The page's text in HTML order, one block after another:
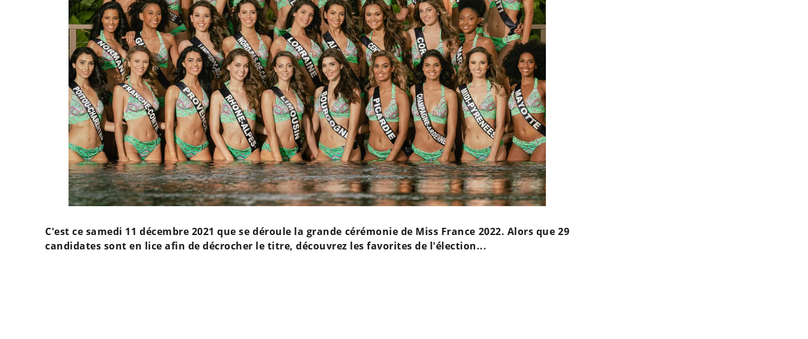
C'est ce samedi 11 décembre 2021 que se déroule la grande cérémonie de Miss France 2022. Alors que 29
candidates sont en lice afin de décrocher le titre, découvrez les favorites de l'élection...